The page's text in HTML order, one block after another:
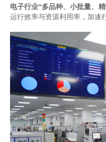
电子行业“多品种、小批量、
运行效率与资源利用率，加速